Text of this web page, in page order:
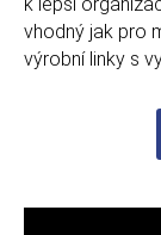
vhodný jak pro
výrobní linky s